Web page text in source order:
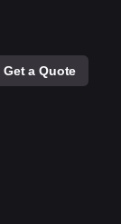
Get a Quote